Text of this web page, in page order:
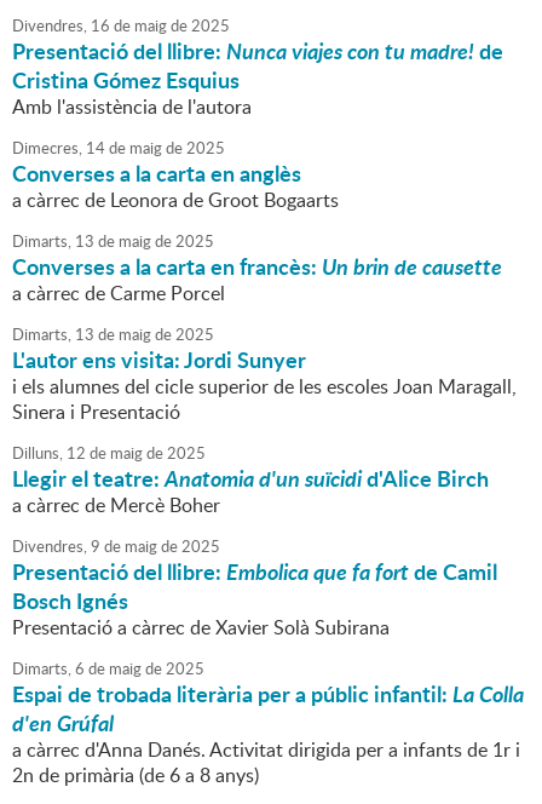
Divendres, 16 de maigde2025
Presentació del llibre:Nunca viajes con tu madre!de
Cristina Gómez Esquius
Amb l'assistència de l'autora
Dimecres, 14de maigde2025
Converses a la carta en anglès
a càrrec de Leonora de Groot Bogaarts
Dimarts, 13 de maigde2025
Converses a la carta en francès: Un brin de causette
a càrrec de Carme Porcel
Dimarts, 13 de maigde2025
L'autor ens visita: Jordi Sunyer
i els alumnes del cicle superior de les escoles Joan Maragall,
Sinera i Presentació
Dilluns, 12 de maigde2025
Llegir el teatre:Anatomia d'un suïcidid'Alice Birch
a càrrec de Mercè Boher
Divendres,9 de maigde2025
Presentació del llibre:Embolica que fa fortde Camil
Bosch Ignés
Presentació a càrrec de Xavier Solà Subirana
Dimarts,6 de maigde2025
Espai de trobada literària per a públic infantil:La Colla
d'en Grúfal
a càrrec d'Anna Danés. Activitat dirigida per a infants de 1r i
2n de primària (de 6 a 8 anys)